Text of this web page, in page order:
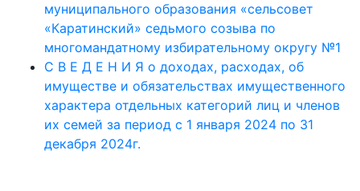
муниципального образования «сельсовет
«Каратинский» седьмого созыва по
многомандатному избирательному округу №1
С В Е Д Е Н И Я о доходах, расходах, об
имуществе и обязательствах имущественного
характера отдельных категорий лиц и членов
их семей за период с 1 января 2024 по 31
декабря 2024г.